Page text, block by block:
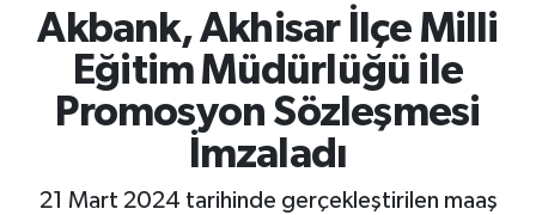
Akbank, Akhisar İlçe Milli
Eğitim Müdürlüğü ile
Promosyon Sözleşmesi
İmzaladı
21 Mart 2024 tarihinde gerçekleştirilen maaş
Eğitim
Siyaset
Ekonomi
Duyurular
Tarım-Gıda
Röportaj
Siyaset
Akhisar Spor
Ekonomi
Manisa Namaz Vakitleri
Manisa Trafik Yoğunluk Haritası
Süper Lig Puan Durumu ve Fikstür
Tüm Manşetler